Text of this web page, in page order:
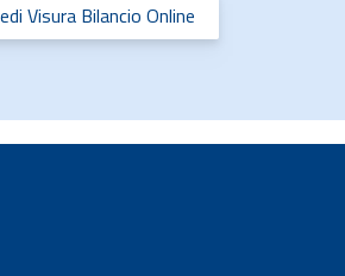
Visura Bilancio Online